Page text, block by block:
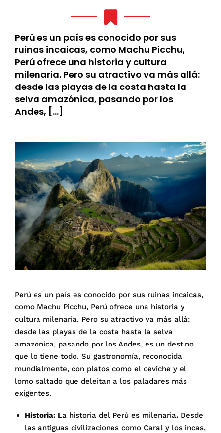
Perú es un país es conocido por sus
ruinas incaicas, como Machu Picchu,
Perú ofrece una historia y cultura
milenaria. Pero su atractivo va más allá:
desde las playas de la costa hasta la
selva amazónica, pasando por los
Andes, […]
Perú es un país es conocido por sus ruinas incaicas,
como Machu Picchu, Perú ofrece una historia y
cultura milenaria. Pero su atractivo va más allá:
desde las playas de la costa hasta la selva
amazónica, pasando por los Andes, es un destino
que lo tiene todo. Su gastronomía, reconocida
mundialmente, con platos como el ceviche y el
lomo saltado que deleitan a los paladares más
exigentes.
Historia: La historia del Perú es milenaria. Desde
las antiguas civilizaciones como Caral y los incas,